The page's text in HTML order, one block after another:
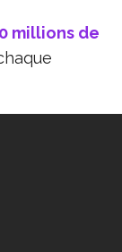
millions de